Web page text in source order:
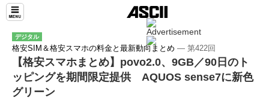
デジタル
格安SIM＆格安スマホの料金と最新動向まとめ ― 第422回
【格安スマホまとめ】povo2.0、9GB／90日のト
ッピングを期間限定提供 AQUOS sense7に新色
グリーン